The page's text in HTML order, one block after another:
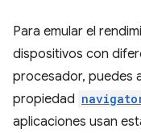
Para emular el
dispositivos con
procesador, puedes
propiedad
aplicaciones usan